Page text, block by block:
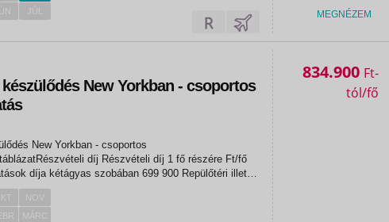
JÚL MEGNÉZEM
New Yorkban - csoportos
New Yorkban - csoportos
díj Részvételi díj 1 fő részére Ft/fő
szobában 699 900 Repülőtéri illeték
NOV
MÁRC
834.900 Ft